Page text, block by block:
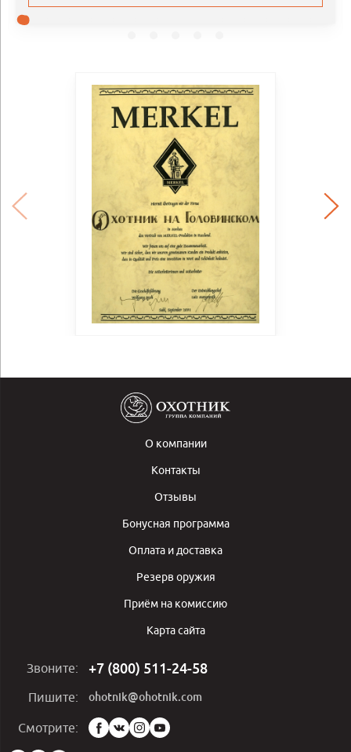
О компании
Контакты
Отзывы
Бонусная программа
Оплата и доставка
Резерв оружия
Приём на комиссию
Карта сайта
Звоните: +7 (800) 511-24-58
Пишите: ohotnik@ohotnik.com
Смотрите:
Мы
в